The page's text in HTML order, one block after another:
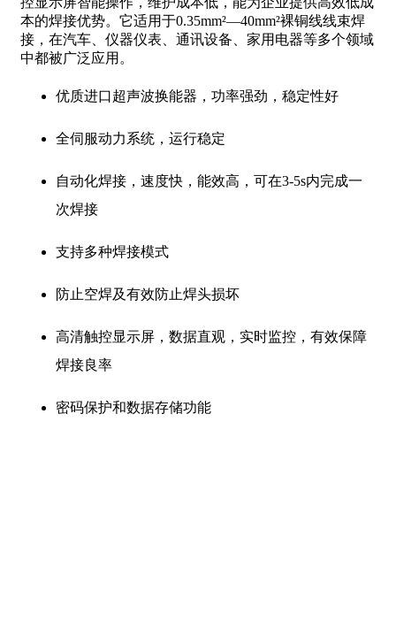
本的焊接优势。它适用于0.35mm²—40mm²裸铜线线束焊
接，在汽车、仪器仪表、通讯设备、家用电器等多个领域
中都被广泛应用。
优质进口超声波换能器，功率强劲，稳定性好
全伺服动力系统，运行稳定
自动化焊接，速度快，能效高，可在3-5s内完成一
次焊接
支持多种焊接模式
防止空焊及有效防止焊头损坏
高清触控显示屏，数据直观，实时监控，有效保障
焊接良率
密码保护和数据存储功能